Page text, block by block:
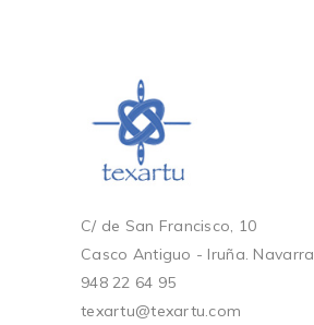
C/ de San Francisco, 10
Casco Antiguo - Iruña. Navarra
948 22 64 95
texartu@texartu.com